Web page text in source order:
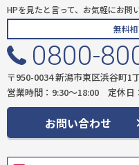
HPを見たと言って、お気軽にお問
無料
0800-
〒950-0034 新潟市東区浜谷町1
営業時間：9:30〜18:00 定休日
お問い合わせ